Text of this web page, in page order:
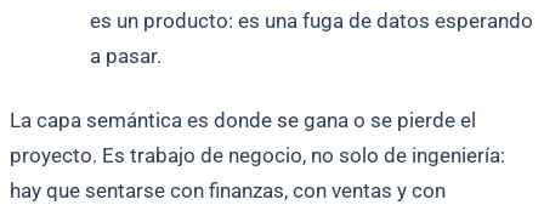
es un producto: es una fuga de datos esperando
a pasar.
La capa semántica es donde se gana o se pierde el
proyecto. Es trabajo de negocio, no solo de ingeniería:
hay que sentarse con finanzas, con ventas y con